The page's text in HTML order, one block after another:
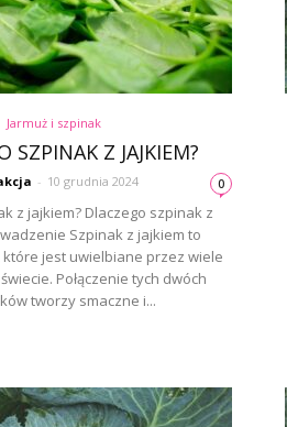
Jarmuż i szpinak
SZPINAK Z JAJKIEM?
- 10 grudnia 2024 0
z jajkiem? Dlaczego szpinak z
Szpinak z jajkiem to
jest uwielbiane przez wiele
Połączenie tych dwóch
tworzy smaczne i...